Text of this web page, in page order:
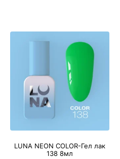
LUNA NEON COLOR-Гел лак
138 8мл